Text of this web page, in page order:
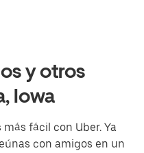
y otros
Iowa
fácil con Uber. Ya
con amigos en un